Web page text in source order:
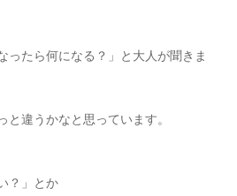
ったら何になる？」と大人が聞きま
と違うかなと思っています。
？」とか